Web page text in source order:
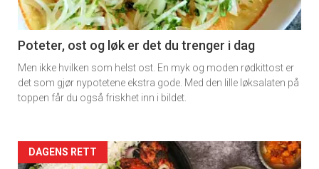
section
11
Poteter, ost og løk er det du trenger i dag
Men ikke hvilken som helst ost. En myk og moden rødkittost er
det som gjør nypotetene ekstra gode. Med den lille løksalaten på
toppen får du også friskhet inn i bildet.
Artikler
DAGENS RETT